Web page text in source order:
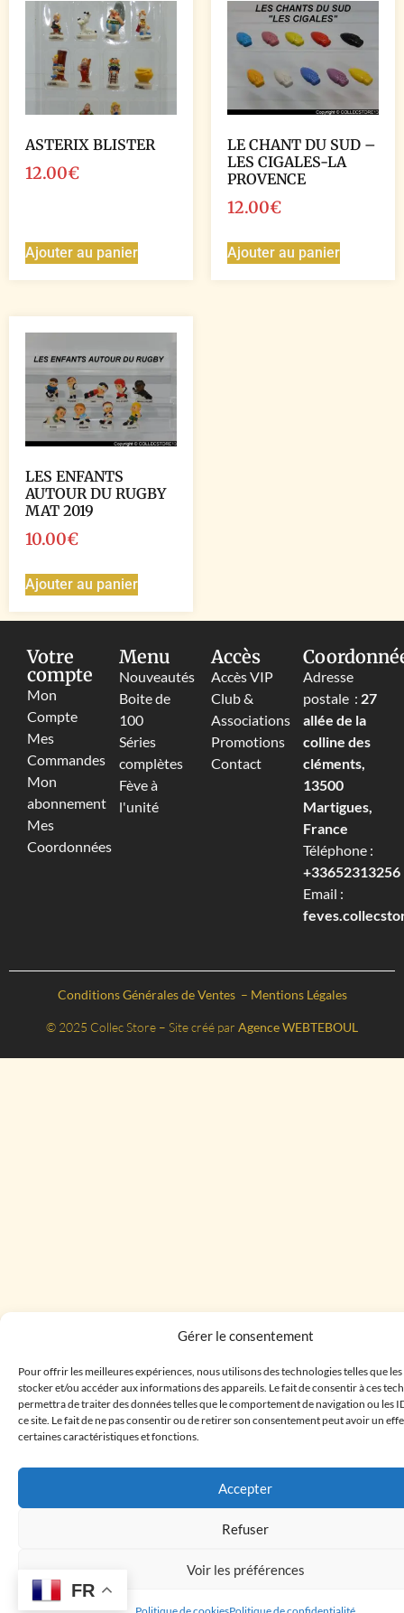
Gérer le consentement
Pour offrir les meilleures expériences, nous utilisons des technologies telles que
stocker et/ou accéder aux informations des appareils. Le fait de consentir à ces
permettra de traiter des données telles que le comportement de navigation ou les
ce site. Le fait de ne pas consentir ou de retirer son consentement peut avoir un
certaines caractéristiques et fonctions.
Accepter
Refuser
Voir les préférences
ASTERIX BLISTER
12.00€
Ajouter au panier
LE CHANT DU SUD –
LES CIGALES-LA
PROVENCE
12.00€
Ajouter au panier
LES ENFANTS
AUTOUR DU RUGBY
MAT 2019
10.00€
Ajouter au panier
Votre
compte
Mon
Compte
Mes
Commandes
Mon
abonnement
Mes
Coordonnées
Menu
Nouveautés
Boite de
100
Séries
complètes
Fève à
l'unité
Accès
Accès VIP
Club &
Associations
Promotions
Contact
Adresse
postale : 27
allée de la
colline des
cléments,
13500
Martigues,
France
Téléphone :
+33652313256‬
Email :
Conditions Générales de Ventes – Mentions Légales
© 2025 Collec Store – Site créé par Agence WEBTEBOUL
FR